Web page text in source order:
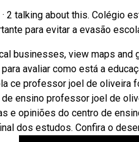
2 talking about this. Colégio
para evitar a evasão
businesses, view maps and
avaliar como está a
ce professor joel de oliveira
ensino professor joel de
e opiniões do centro de
dos estudos. Confira o